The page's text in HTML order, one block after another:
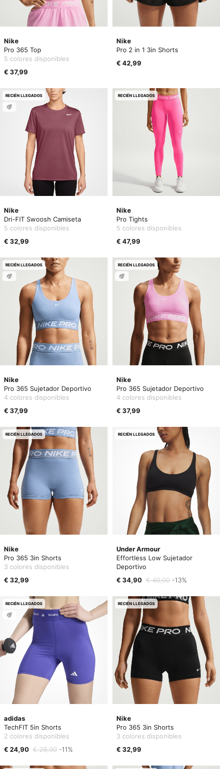
Nike
Pro 365 Top
5 colores disponibles
€ 37,99
Nike
Pro 2 in 1 3in Shorts
€ 42,99
Nike
Dri-FIT Swoosh Camiseta
5 colores disponibles
€ 32,99
RECIÉN LLEGADOS
Nike
Pro Tights
5 colores disponibles
€ 47,99
RECIÉN LLEGADOS
Nike
Pro 365 Sujetador Deportivo
4 colores disponibles
€ 37,99
RECIÉN LLEGADOS
Nike
Pro 365 Sujetador Deportivo
4 colores disponibles
€ 37,99
RECIÉN LLEGADOS
Nike
Pro 365 3in Shorts
3 colores disponibles
€ 32,99
RECIÉN LLEGADOS
Under Armour
Effortless Low Sujetador
Deportivo
€ 34,90 € 40,00 -13%
RECIÉN LLEGADOS
adidas
TechFIT 5in Shorts
2 colores disponibles
€ 24,90 € 28,00 -11%
RECIÉN LLEGADOS
Nike
Pro 365 3in Shorts
3 colores disponibles
€ 32,99
RECIÉN LLEGADOS